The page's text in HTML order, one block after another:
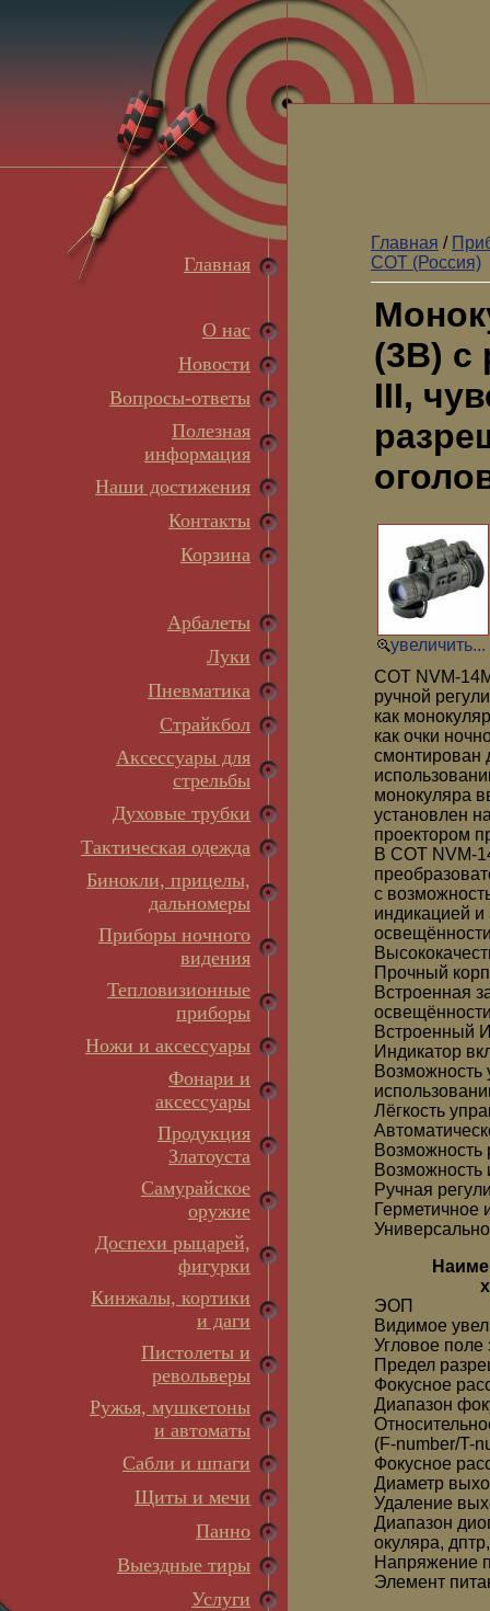
Главная
О нас
Новости
Вопросы-ответы
Полезная
информация
Наши достижения
Контакты
Корзина
Арбалеты
Луки
Пневматика
Страйкбол
Аксессуары для
стрельбы
Духовые трубки
Тактическая одежда
Бинокли, прицелы,
дальномеры
Приборы ночного
видения
Тепловизионные
приборы
Ножи и аксессуары
Фонари и
аксессуары
Продукция
Златоуста
Самурайское
оружие
Доспехи рыцарей,
фигурки
Кинжалы, кортики
и даги
Пистолеты и
револьверы
Ружья, мушкетоны
и автоматы
Сабли и шпаги
Щиты и мечи
Панно
Выездные тиры
Услуги
Главная /
СОТ (Россия)
(3В) с
III,
увеличить...
COT NVM-
ручной
как
как очки
смонтирован
монокуляра
установлен
проектором
В COT NVM-
с
индикацией
Прочный
Встроенная
Встроенный
Индикатор
Возможность
Лёгкость
Возможность
Возможность
Ручная
Герметичное
ЭОП
Видимое
Угловое поле
Предел
Фокусное
Диапазон
(F-number/T-
Фокусное
Диаметр
Удаление
Диапазон
окуляра,
Напряжение
Элемент